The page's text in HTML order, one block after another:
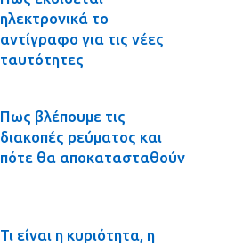
ηλεκτρονικά το
αντίγραφο για τις νέες
ταυτότητες
Πως βλέπουμε τις
διακοπές ρεύματος και
πότε θα αποκατασταθούν
Τι είναι η κυριότητα, η